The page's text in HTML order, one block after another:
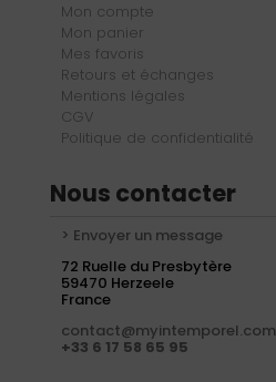
Mon compte
Mon panier
Mes favoris
Retours et échanges
Mentions légales
CGV
Politique de confidentialité
Nous contacter
> Envoyer un message
72 Ruelle du Presbytère
59470 Herzeele
France
contact@myintemporel.com
+33 6 17 58 65 95